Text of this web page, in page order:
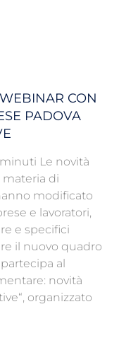
CON
PADOVA
Le novità
materia di
modificato
e lavoratori,
e specifici
il nuovo quadro
al
novità
organizzato